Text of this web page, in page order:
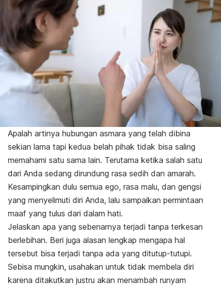
Apalah artinya hubungan asmara yang telah dibina
sekian lama tapi kedua belah pihak tidak bisa saling
memahami satu sama lain. Terutama ketika salah satu
dari Anda sedang dirundung rasa sedih dan amarah.
Kesampingkan dulu semua ego, rasa malu, dan gengsi
yang menyelimuti diri Anda, lalu sampaikan permintaan
maaf yang tulus dari dalam hati.
Jelaskan apa yang sebenarnya terjadi tanpa terkesan
berlebihan. Beri juga alasan lengkap mengapa hal
tersebut bisa terjadi tanpa ada yang ditutup-tutupi.
Sebisa mungkin, usahakan untuk tidak membela diri
karena ditakutkan justru akan menambah runyam